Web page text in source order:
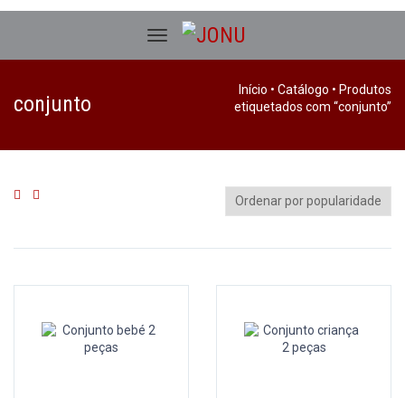
conjunto
Início • Catálogo • Produtos
etiquetados com “conjunto”